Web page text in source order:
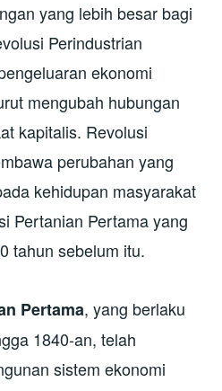
yang lebih besar bagi
Perindustrian
ekonomi
mengubah hubungan
kapitalis. Revolusi
perubahan yang
kehidupan masyarakat
Pertanian Pertama yang
tahun sebelum itu.
Pertama, yang berlaku
1840-an, telah
sistem ekonomi